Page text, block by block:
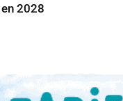
en 2028